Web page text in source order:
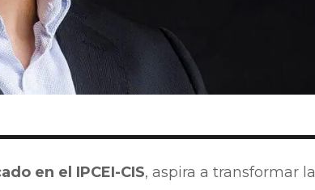
en el IPCEI-CIS, aspira a transformar la